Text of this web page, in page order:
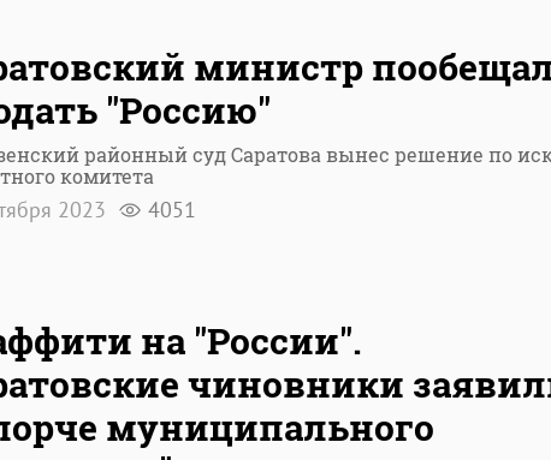
министр
"Россию"
районный суд Саратова вынес решение по
комитета
2023 4051
на "России".
чиновники
муниципального